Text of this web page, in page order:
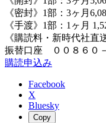
《密封》1部：3ヶ月
《手渡》1部：1ヶ月
《購読料・新時代社直
振替口座 ００８６０
購読申込み
Facebook
X
Bluesky
Copy